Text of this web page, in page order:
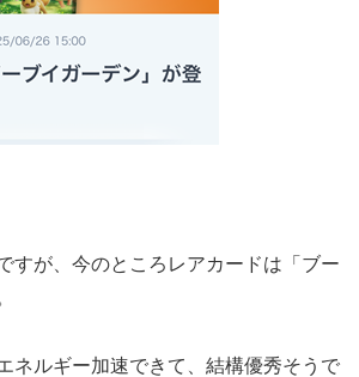
すが、今のところレアカードは「ブー
ネルギー加速できて、結構優秀そうで